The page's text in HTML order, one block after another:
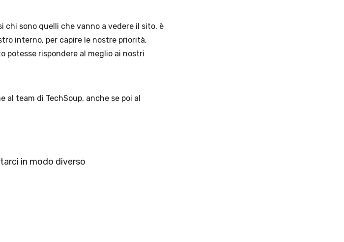
chi sono quelli che vanno a vedere il sito, è
interno, per capire le nostre priorità,
potesse rispondere al meglio ai nostri
al team di TechSoup, anche se poi al
in modo diverso